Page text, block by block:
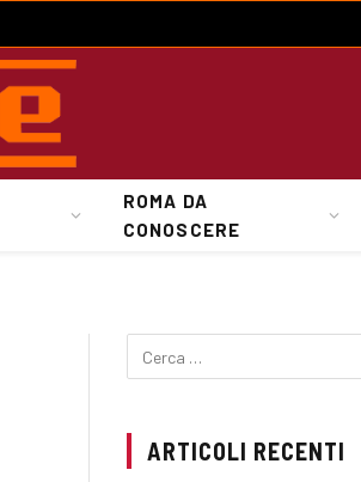
ROMA DA
CONOSCERE
ARTICOLI RECENTI